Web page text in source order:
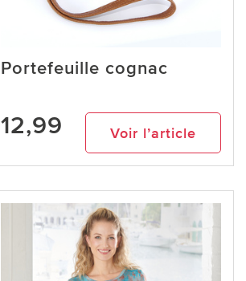
Portefeuille cognac
12,99 Voir l’article